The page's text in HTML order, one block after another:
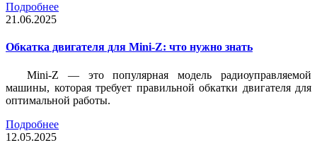
Подробнее
21.06.2025
Обкатка двигателя для Mini-Z: что нужно знать
Mini-Z — это популярная модель радиоуправляемой
машины, которая требует правильной обкатки двигателя для
оптимальной работы.
Подробнее
12.05.2025